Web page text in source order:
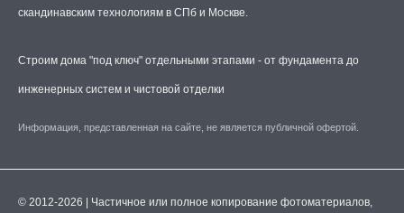
скандинавским технологиям в СПб и Москве.
Строим дома "под ключ" отдельными этапами - от фундамента до
инженерных систем и чистовой отделки
Информация, представленная на сайте, не является публичной офертой.
© 2012-2026 | Частичное или полное копирование фотоматериалов,